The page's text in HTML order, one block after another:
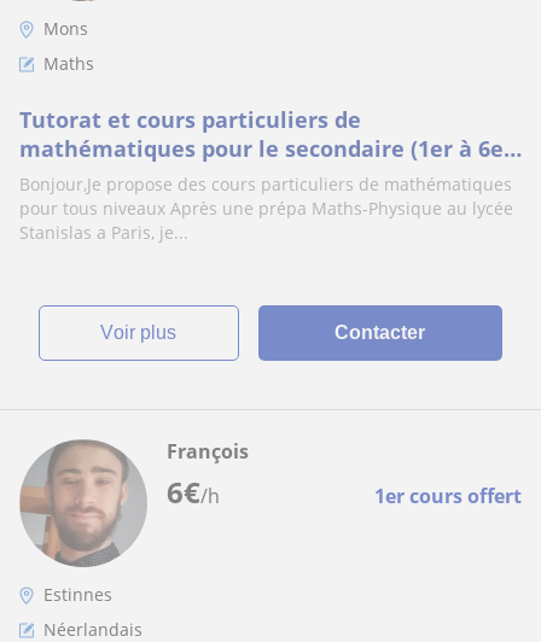
Mons
Maths
Tutorat et cours particuliers de
mathématiques pour le secondaire (1er à 6e)
par une étudiante en école d'ingénieur
Bonjour,Je propose des cours particuliers de mathématiques
pour tous niveaux Après une prépa Maths-Physique au lycée
Stanislas a Paris, je...
voir plus Contacter
6€/h 1er cours offert
François
Estinnes
Néerlandais